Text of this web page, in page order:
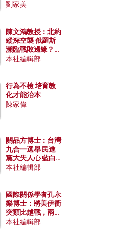
劉家美
陳文鴻教授：北約
縱深空襲 俄羅斯
瀕臨戰敗邊緣？中
國零部件能左右戰
本社編輯部
行為不檢 培育教
化才能治本
陳家偉
關品方博士：台灣
九合一選舉 民進
黨大失人心 藍白
合作有望拿下七成
本社編輯部
國際關係學者孔永
樂博士：將美伊衝
突類比越戰，兩者
有何異同？中國崛
本社編輯部